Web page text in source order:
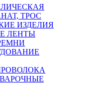
ТРОС
ИЗДЕЛИЯ
ЛЕНТЫ